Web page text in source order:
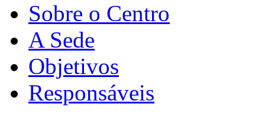
Sobre o Centro
A Sede
Objetivos
Responsáveis